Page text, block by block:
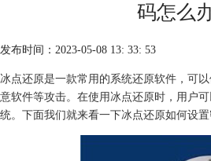
码怎么
发布时间：2023-05-08 13: 33: 53
冰点还原是一款常用的系统还原软件，可
意软件等攻击。在使用冰点还原时，用户
统。下面我们就来看一下冰点还原如何设置